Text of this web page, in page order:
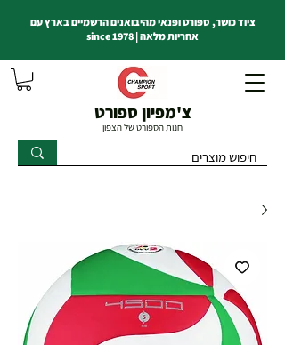
צ'מפיון ספורט
חנות הספורט של הצפון
ציוד כושר, ספורט ופנאי מהיבואנים הרשמיים בארץ עם
אחריות מלאה | since 1978